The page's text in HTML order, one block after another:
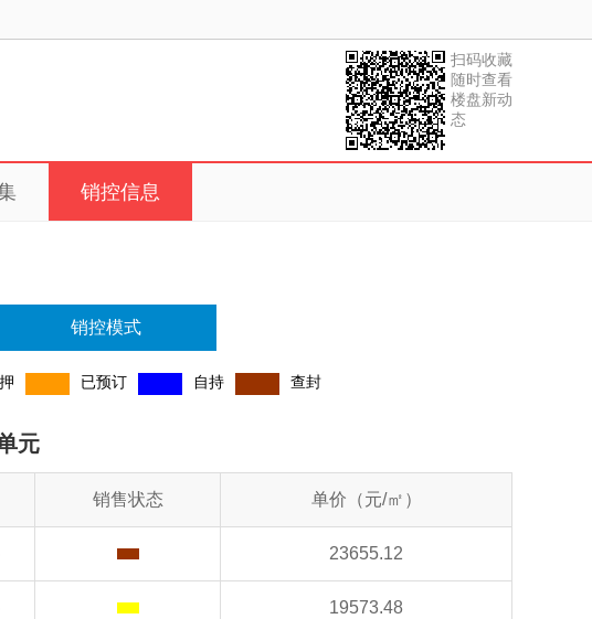
扫码收藏
随时查看
楼盘新动
态
销控信息
销控模式
已预订 自持 查封
元
销售状态 单价（元/㎡）
23655.12
19573.48